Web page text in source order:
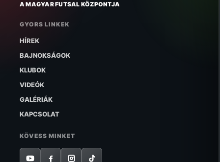
A MAGYAR FUTSAL KÖZPONTJA
GYORS LINKEK
HÍREK
BAJNOKSÁGOK
KLUBOK
VIDEÓK
GALÉRIÁK
KAPCSOLAT
KÖVESS MINKET